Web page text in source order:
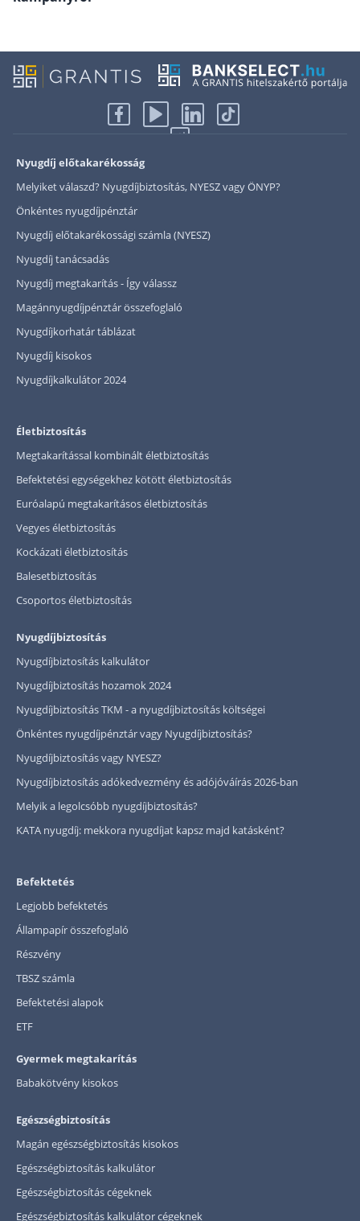
Nyugdíj előtakarékosság
Melyiket válaszd? Nyugdíjbiztosítás, NYESZ vagy ÖNYP?
Önkéntes nyugdíjpénztár
Nyugdíj előtakarékossági számla (NYESZ)
Nyugdíj tanácsadás
Nyugdíj megtakarítás - Így válassz
Magánnyugdíjpénztár összefoglaló
Nyugdíjkorhatár táblázat
Nyugdíj kisokos
Nyugdíjkalkulátor 2024
Életbiztosítás
Megtakarítással kombinált életbiztosítás
Befektetési egységekhez kötött életbiztosítás
Euróalapú megtakarításos életbiztosítás
Vegyes életbiztosítás
Kockázati életbiztosítás
Balesetbiztosítás
Csoportos életbiztosítás
Nyugdíjbiztosítás
Nyugdíjbiztosítás kalkulátor
Nyugdíjbiztosítás hozamok 2024
Nyugdíjbiztosítás TKM - a nyugdíjbiztosítás költségei
Önkéntes nyugdíjpénztár vagy Nyugdíjbiztosítás?
Nyugdíjbiztosítás vagy NYESZ?
Nyugdíjbiztosítás adókedvezmény és adójóváírás 2026-ban
Melyik a legolcsóbb nyugdíjbiztosítás?
KATA nyugdíj: mekkora nyugdíjat kapsz majd katásként?
Befektetés
Legjobb befektetés
Állampapír összefoglaló
Részvény
TBSZ számla
Befektetési alapok
ETF
Gyermek megtakarítás
Babakötvény kisokos
Egészségbiztosítás
Magán egészségbiztosítás kisokos
Egészségbiztosítás kalkulátor
Egészségbiztosítás cégeknek
Egészségbiztosítás kalkulátor cégeknek